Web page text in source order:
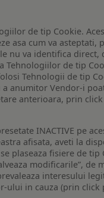
de tip Cookie.
asa cum va asteptati,
nu va identifica
Tehnologiilor de tip
Tehnologii de tip
anumitor Vendor-i
anterioara, prin
INACTIVE pe
afisata, aveti la
plaseaza fisiere de tip
modificarile”, de
interesului
in cauza (prin click